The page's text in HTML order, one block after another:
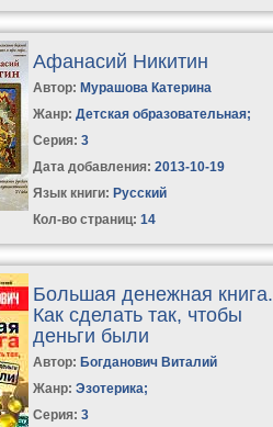
Афанасий Никитин
Автор: Мурашова Катерина
Жанр: Детская образовательная;
Серия:3
Дата добавления: 2013-10-19
Язык книги: Русский
Кол-во страниц: 14
Большая денежная книга.
Как сделать так, чтобы
деньги были
Автор: Богданович Виталий
Жанр: Эзотерика;
Серия:3